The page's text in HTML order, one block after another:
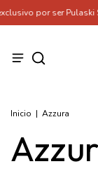
ser Pulaski
Inicio | Azzura